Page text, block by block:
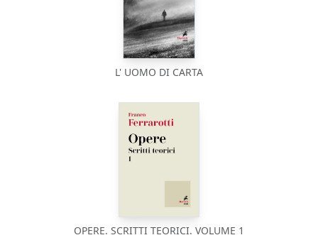
L' UOMO DI CARTA
OPERE. SCRITTI TEORICI. VOLUME 1